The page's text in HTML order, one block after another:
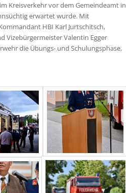
Kreisverkehr vor dem Gemeindeamt in
erwartet wurde. Mit
HBI Karl Jurtschitsch,
Vizebürgermeister Valentin Egger
die Übungs- und Schulungsphase,